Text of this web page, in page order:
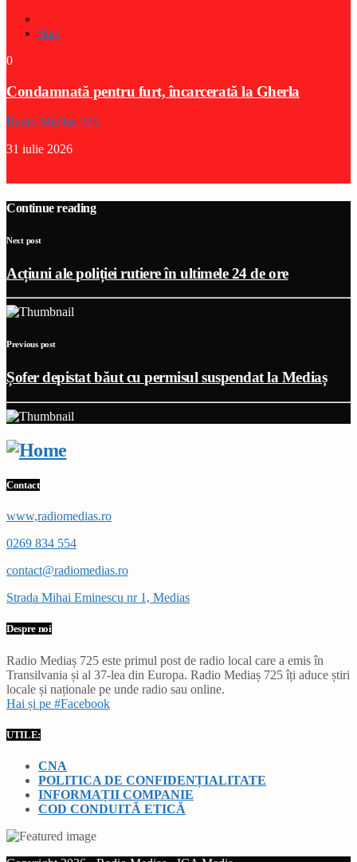
Stiri
0
Condamnată pentru furt, încarcerată la Gherla
Radio Medias 725
31 iulie 2026
Continue reading
Next post
Acțiuni ale poliției rutiere în ultimele 24 de ore
Previous post
Șofer depistat băut cu permisul suspendat la Mediaș
Contact
www,radiomedias.ro
0269 834 554
contact@radiomedias.ro
Strada Mihai Eminescu nr 1, Medias
Despre noi
Radio Mediaș 725 este primul post de radio local care a emis în
Transilvania și al 37-lea din Europa. Radio Mediaș 725 îți aduce știri
locale și naționale pe unde radio sau online.
Hai și pe #Facebook
UTILE:
CNA
POLITICA DE CONFIDENȚIALITATE
INFORMAȚII COMPANIE
COD CONDUITĂ ETICĂ